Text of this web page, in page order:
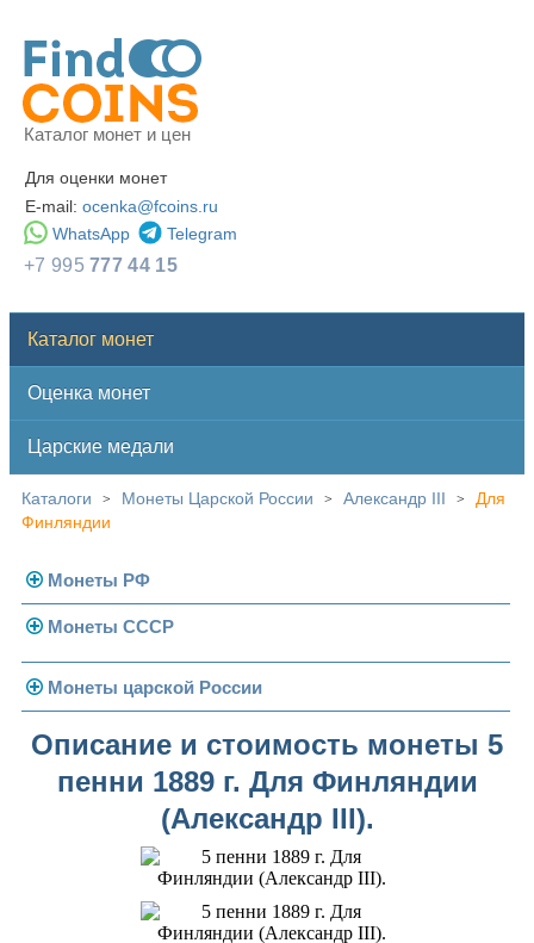
Каталог монет и цен
Для оценки монет
E-mail: ocenka@fcoins.ru
WhatsApp
Telegram
+7 995777 44 15
Каталог монет
Оценка монет
Царские медали
Каталоги > Монеты Царской России > Александр III >
Для
Финляндии
Монеты РФ
Современная Россия
Монеты 1991-1993 гг.
Монеты СССР
Погодовка СССР
Монеты 1958 года
Золотые червонцы
Памятные и юбилейные
Монеты царской России
Николай II (1894-1917)
Золото
Германская оккупация
Александр III (1881-1894)
Александр II (1855-1881)
Николай I (1825-1855)
Платина, золото
Александр I (1801-1825)
Описание и стоимость монеты 5
пенни 1889 г. Для Финляндии
(Александр III).